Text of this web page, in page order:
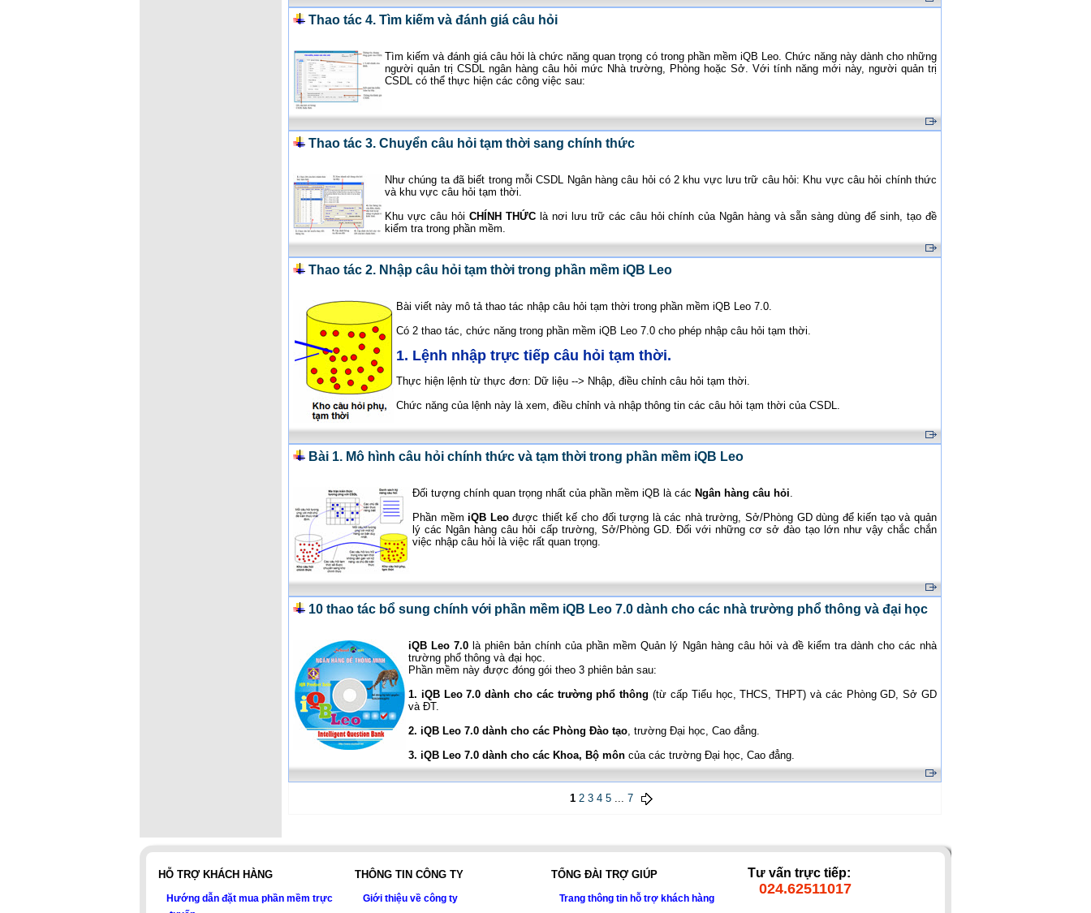
Thao tác 4. Tìm kiếm và đánh giá câu hỏi
Tìm kiếm và đánh giá câu hỏi là chức năng quan trọng có trong phần mềm iQB Leo. Chức năng này dành cho những
người quản trị CSDL ngân hàng câu hỏi mức Nhà trường, Phòng hoặc Sở. Với tính năng mới này, người quản trị
CSDL có thể thực hiện các công việc sau:
Thao tác 3. Chuyển câu hỏi tạm thời sang chính thức
Như chúng ta đã biết trong mỗi CSDL Ngân hàng câu hỏi có 2 khu vực lưu trữ câu hỏi: Khu vực câu hỏi chính thức
và khu vực câu hỏi tạm thời.
Khu vực câu hỏi CHÍNH THỨClà nơi lưu trữ các câu hỏi chính của Ngân hàng và sẵn sàng dùng để sinh, tạo đề
kiểm tra trong phần mềm.
Thao tác 2. Nhập câu hỏi tạm thời trong phần mềm iQB Leo
Bài viết này mô tả thao tác nhập câu hỏi tạm thời trong phần mềm iQB Leo 7.0.
Có 2 thao tác, chức năng trong phần mềm iQB Leo 7.0 cho phép nhập câu hỏi tạm thời.
1. Lệnh nhập trực tiếp câu hỏi tạm thời.
Thực hiện lệnh từ thực đơn: Dữ liệu --> Nhập, điều chỉnh câu hỏi tạm thời.
Chức năng của lệnh này là xem, điều chỉnh và nhập thông tin các câu hỏi tạm thời của CSDL.
Bài 1. Mô hình câu hỏi chính thức và tạm thời trong phần mềm iQB Leo
Đối tượng chính quan trọng nhất của phần mềm iQB là các Ngân hàng câu hỏi.
Phần mềmiQB Leođược thiết kế cho đối tượng là các nhà trường, Sở/Phòng GD dùng để kiến tạo và quản
lý các Ngân hàng câu hỏi cấp trường, Sở/Phòng GD. Đối với những cơ sở đào tạo lớn như vậy chắc chắn
việc nhập câu hỏi là việc rất quan trọng.
10 thao tác bổ sung chính với phần mềm iQB Leo 7.0 dành cho các nhà trường phổ thông và đại học
iQB Leo 7.0 là phiên bản chính của phần mềm Quản lý Ngân hàng câu hỏi và đề kiểm tra dành cho các nhà
trường phổ thông và đại học.
Phần mềm này được đóng gói theo 3 phiên bản sau:
1. iQB Leo 7.0 dành cho các trường phổ thông (từ cấp Tiểu học, THCS, THPT) và các Phòng GD, Sở GD
và ĐT.
2. iQB Leo 7.0 dành cho các Phòng Đào tạo, trường Đại học, Cao đẳng.
3. iQB Leo 7.0 dành cho các Khoa, Bộ môn của các trường Đại học, Cao đẳng.
1 2 3 4 5... 7
HỖ TRỢ KHÁCH HÀNG
Hướng dẫn đặt mua phần mềm trực
THÔNG TIN CÔNG TY
Giới thiệu về công ty
TỔNG ĐÀI TRỢ GIÚP
Trang thông tin hỗ trợ khách hàng
Tư vấn trực tiếp:
024.62511017